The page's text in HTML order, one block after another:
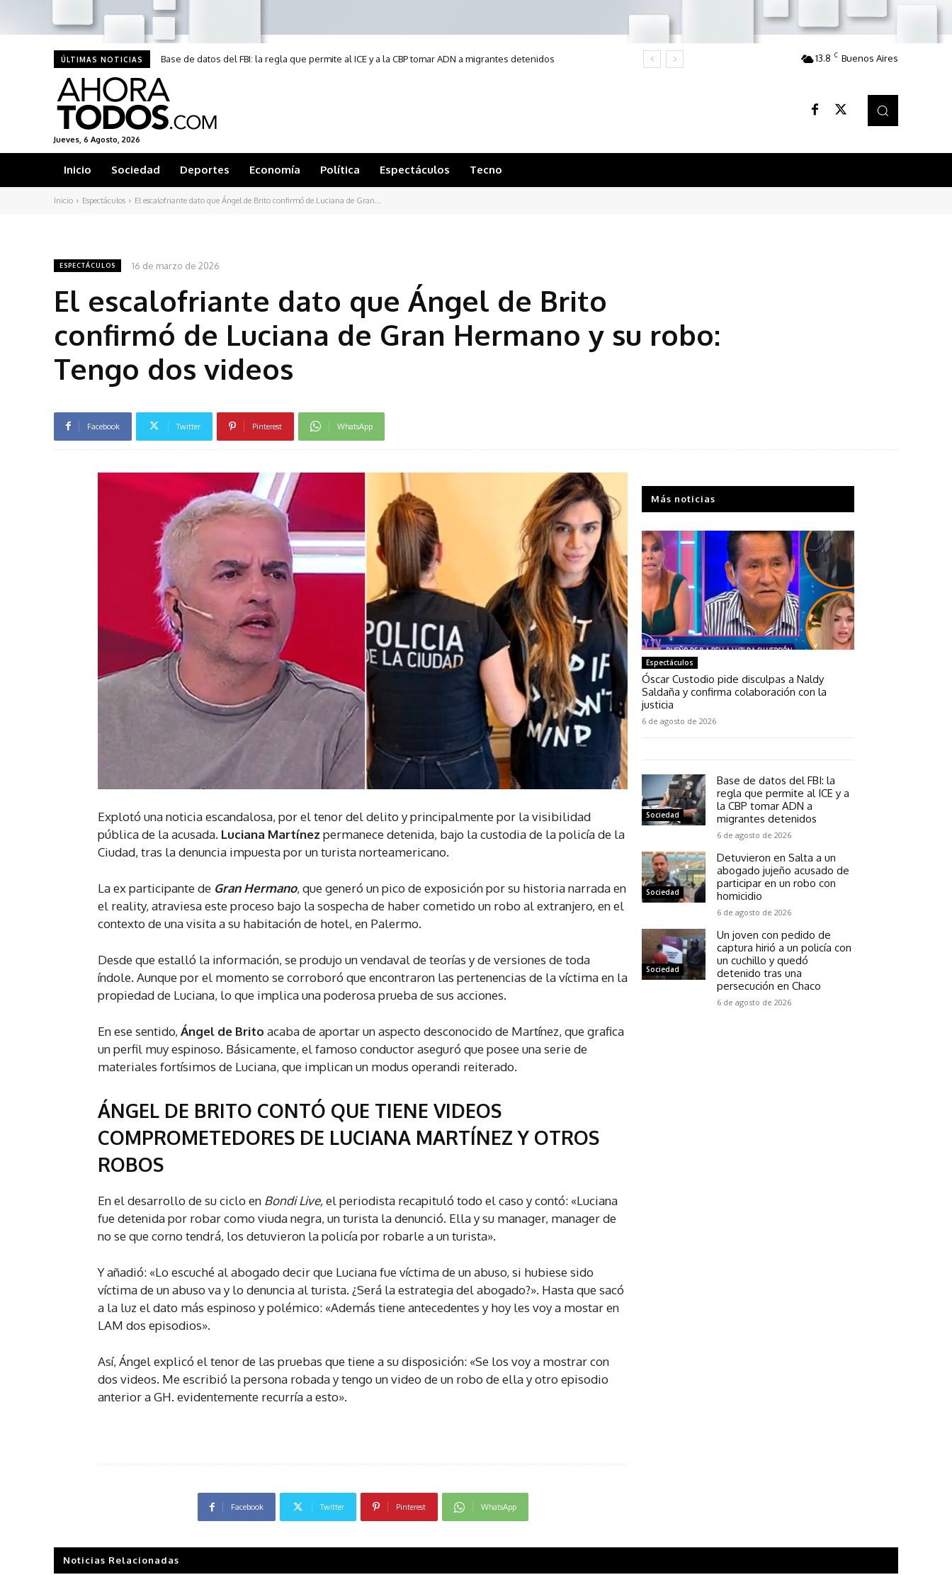
ÚLTIMAS NOTICIAS Base de datos del FBI: la regla que permite al ICE y a la CBP tomar ADN a migrantes detenidos 13.8 C Buenos Aires
Jueves, 6 Agosto, 2026
Inicio Sociedad Deportes Economía Política Espectáculos Tecno
Inicio Espectáculos El escalofriante dato que Ángel de Brito confirmó de Luciana de Gran...
ESPECTÁCULOS 16 de marzo de 2026
El escalofriante dato que Ángel de Brito
confirmó de Luciana de Gran Hermano y su robo:
Tengo dos videos
Facebook Twitter Pinterest WhatsApp
Explotó una noticia escandalosa, por el tenor del delito y principalmente por la visibilidad
pública de la acusada. Luciana Martínez permanece detenida, bajo la custodia de la policía de la
Ciudad, tras la denuncia impuesta por un turista norteamericano.
La ex participante de Gran Hermano, que generó un pico de exposición por su historia narrada en
el reality, atraviesa este proceso bajo la sospecha de haber cometido un robo al extranjero, en el
contexto de una visita a su habitación de hotel, en Palermo.
Desde que estalló la información, se produjo un vendaval de teorías y de versiones de toda
índole. Aunque por el momento se corroboró que encontraron las pertenencias de la víctima en la
propiedad de Luciana, lo que implica una poderosa prueba de sus acciones.
En ese sentido, Ángel de Brito acaba de aportar un aspecto desconocido de Martínez, que grafica
un perfil muy espinoso. Básicamente, el famoso conductor aseguró que posee una serie de
materiales fortísimos de Luciana, que implican un modus operandi reiterado.
ÁNGEL DE BRITO CONTÓ QUE TIENE VIDEOS
COMPROMETEDORES DE LUCIANA MARTÍNEZ Y OTROS
ROBOS
En el desarrollo de su ciclo en Bondi Live,el periodista recapituló todo el caso y contó: «Luciana
fue detenida por robar como viuda negra, un turista la denunció. Ella y su manager, manager de
no se que corno tendrá, los detuvieron la policía por robarle a un turista».
Y añadió: «Lo escuché al abogado decir que Luciana fue víctima de un abuso, si hubiese sido
víctima de un abuso va y lo denuncia al turista. ¿Será la estrategia del abogado?». Hasta que sacó
a la luz el dato más espinoso y polémico: «Además tiene antecedentes y hoy les voy a mostar en
LAM dos episodios».
Así, Ángel explicó el tenor de las pruebas que tiene a su disposición: «Se los voy a mostrar con
dos videos. Me escribió la persona robada y tengo un video de un robo de ella y otro episodio
anterior a GH. evidentemente recurría a esto».
Facebook Twitter Pinterest WhatsApp
Más noticias
Espectáculos
Óscar Custodio pide disculpas a Naldy
Saldaña y confirma colaboración con la
justicia
6 de agosto de 2026
Sociedad
Base de datos del FBI: la
regla que permite al ICE y a
la CBP tomar ADN a
migrantes detenidos
6 de agosto de 2026
Sociedad
Detuvieron en Salta a un
abogado jujeño acusado de
participar en un robo con
homicidio
6 de agosto de 2026
Sociedad
Un joven con pedido de
captura hirió a un policía con
un cuchillo y quedó
detenido tras una
persecución en Chaco
6 de agosto de 2026
Noticias Relacionadas